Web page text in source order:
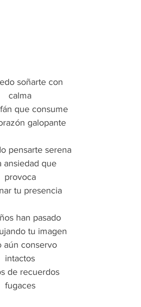
soñarte con
calma
que consume
galopante
pensarte serena
ansiedad que
provoca
tu presencia
han pasado
tu imagen
aún conservo
intactos
de recuerdos
fugaces